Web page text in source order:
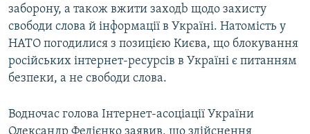
заборону, а також вжити заходb щодо захисту
свободи слова й інформації в Україні. Натомість у
НАТО погодилися з позицією Києва, що блокування
російських інтернет-ресурсів в Україні є питанням
безпеки, а не свободи слова.
Водночас голова Інтернет-асоціації України